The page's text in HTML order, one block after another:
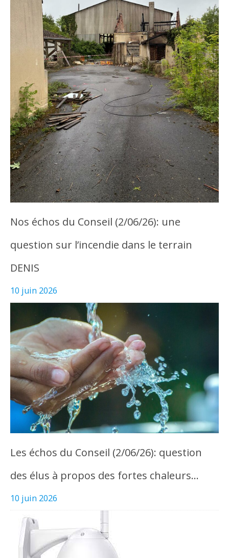
Nos échos du Conseil (2/06/26): une
question sur l’incendie dans le terrain
DENIS
10 juin 2026
Les échos du Conseil (2/06/26): question
des élus à propos des fortes chaleurs…
10 juin 2026